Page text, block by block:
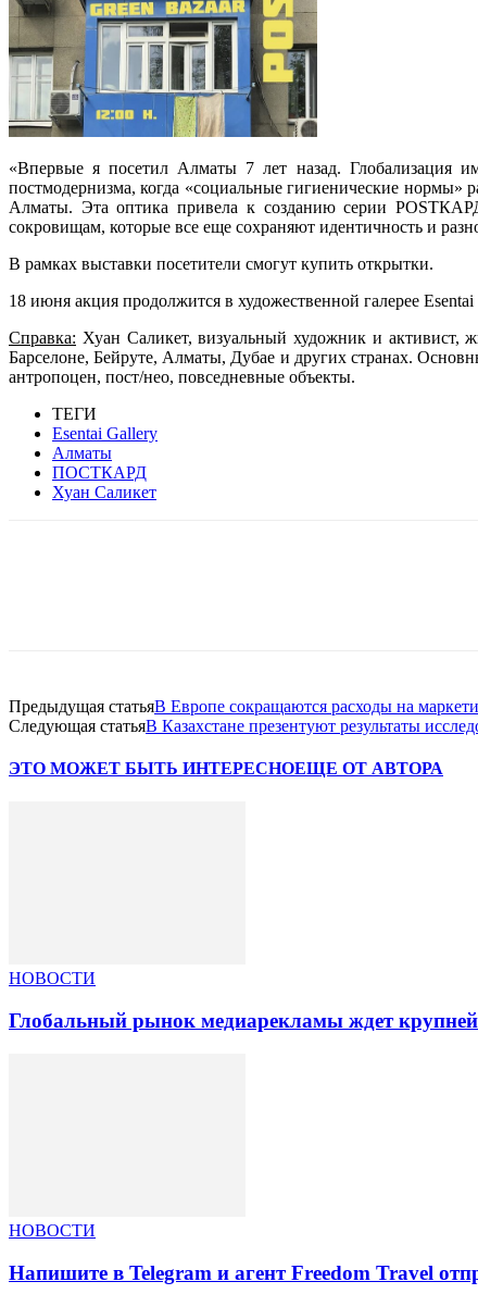
«Впервые я посетил Алматы 7 лет назад. Глобализация
постмодернизма, когда «социальные гигиенические нормы»
Алматы. Эта оптика привела к созданию серии
сокровищам, которые все еще сохраняют идентичность и
В рамках выставки посетители смогут купить открытки.
18 июня акция продолжится в художественной галерее
Справка: Хуан Саликет, визуальный художник и
Барселоне, Бейруте, Алматы, Дубае и других странах.
антропоцен, пост/нео, повседневные объекты.
ТЕГИ
Esentai Gallery
Алматы
ПОСТКАРД
Хуан Саликет
Предыдущая статьяВ Европе сокращаются расходы на
Следующая статьяВ Казахстане презентуют результаты
ЭТО МОЖЕТ БЫТЬ ИНТЕРЕСНОЕЩЕ ОТ АВТОРА
НОВОСТИ
Глобальный рынок медиарекламы ждет
НОВОСТИ
Напишите в Telegram и агент Freedom Travel